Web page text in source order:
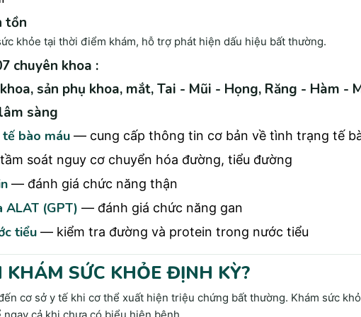
Bệnh nhân sẽ được trao đổi trực tiếp với bác sĩ để chẩn đoán
cao, cân nặng: Việc đo các chỉ số này sẽ giúp bác sĩ đánh giá tình
trong những chỉ số quan trọng nhất để theo dõi sức khỏe tim mạch, vì nó
máu.
thì được sử dụng để tính chỉ số thể chất của cơ thể (BMI), từ đó xác định
không. Và việc duy trì các chỉ số này ở mức ổn định là yếu tố quan trọng
tim mạch, xương khớp và tiểu đường.
tồn
khỏe tại thời điểm khám, hỗ trợ phát hiện dấu hiệu bất thường.
chuyên khoa :
sản phụ khoa, mắt, Tai - Mũi - Họng, Răng - Hàm -
sàng
bào máu — cung cấp thông tin cơ bản về tình trạng tế
soát nguy cơ chuyển hóa đường, tiểu đường
— đánh giá chức năng thận
ALAT (GPT) — đánh giá chức năng gan
tiểu — kiểm tra đường và protein trong nước tiểu
KHÁM SỨC KHỎE ĐỊNH KỲ?
cơ sở y tế khi cơ thể xuất hiện triệu chứng bất thường. Khám sức